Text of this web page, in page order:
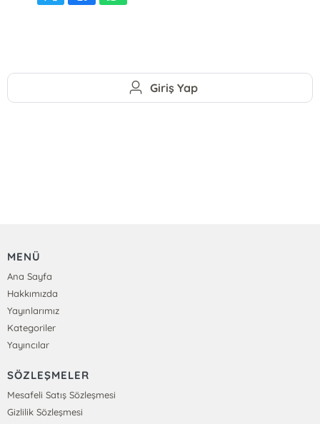
Giriş Yap
MENÜ
Ana Sayfa
Hakkımızda
Yayınlarımız
Kategoriler
Yayıncılar
SÖZLEŞMELER
Mesafeli Satış Sözleşmesi
Gizlilik Sözleşmesi